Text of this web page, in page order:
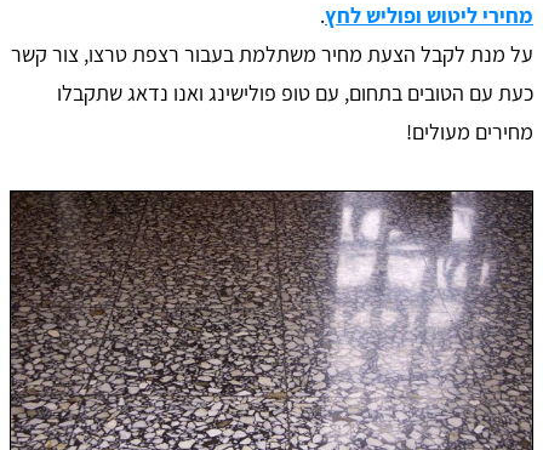
מחירי ליטוש ופוליש לחץ.
על מנת לקבל הצעת מחיר משתלמת בעבור רצפת טרצו, צור קשר
כעת עם הטובים בתחום, עם טופ פולישינג ואנו נדאג שתקבלו
מחירים מעולים!